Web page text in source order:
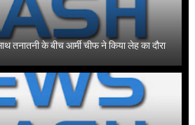
तनातनी के बीच आर्मी चीफ ने किया लेह का दौरा